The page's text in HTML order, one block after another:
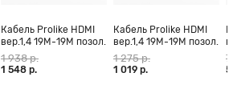
Кабель Prolike HDMI
вер.1,4 19М-19М позол.
конт., ферритовые
кольца, 30 м
1 938 р.
1 548 р.
Кабель Prolike HDMI
вер.1,4 19М-19М позол.
конт., ферритовые
кольца, 20 м
1 275 р.
1 019 р.